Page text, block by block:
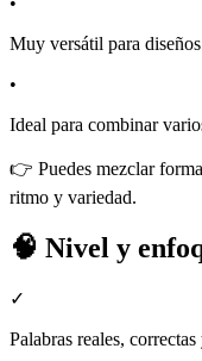
Muy versátil para
•
Ideal para combinar
👉 Puedes mezclar
ritmo y variedad.
🧠 Nivel y
✓
Palabras reales,